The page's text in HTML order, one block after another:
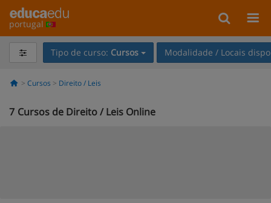
portugal
Tipo de curso: Cursos Modalidade / Locais
Cursos Direito / Leis
7 Cursos de Direito / Leis Online